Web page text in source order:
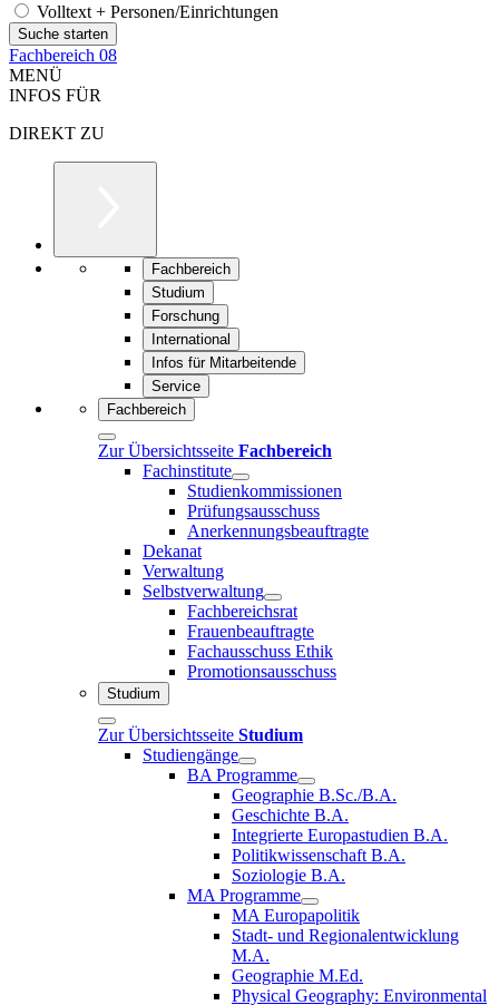
Volltext + Personen/Einrichtungen
Fachbereich 08
MENÜ
INFOS FÜR
DIREKT ZU
Fachbereich
Studium
Forschung
International
Infos für Mitarbeitende
Service
Fachbereich
Zur Übersichtsseite Fachbereich
Fachinstitute
Studienkommissionen
Prüfungsausschuss
Anerkennungsbeauftragte
Dekanat
Verwaltung
Selbstverwaltung
Fachbereichsrat
Frauenbeauftragte
Fachausschuss Ethik
Promotionsausschuss
Studium
Zur Übersichtsseite Studium
Studiengänge
BA Programme
Geographie B.Sc./B.A.
Geschichte B.A.
Integrierte Europastudien B.A.
Politikwissenschaft B.A.
Soziologie B.A.
MA Programme
MA Europapolitik
Stadt- und Regionalentwicklung
M.A.
Geographie M.Ed.
Physical Geography: Environmental